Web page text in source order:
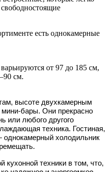
есть однокамерные
от 97 до 185 см,
см.
высоте двухкамерным
бары. Они прекрасно
или любого другого
техника. Гостиная,
однокамерный холодильник
кухонной техники в том, что,